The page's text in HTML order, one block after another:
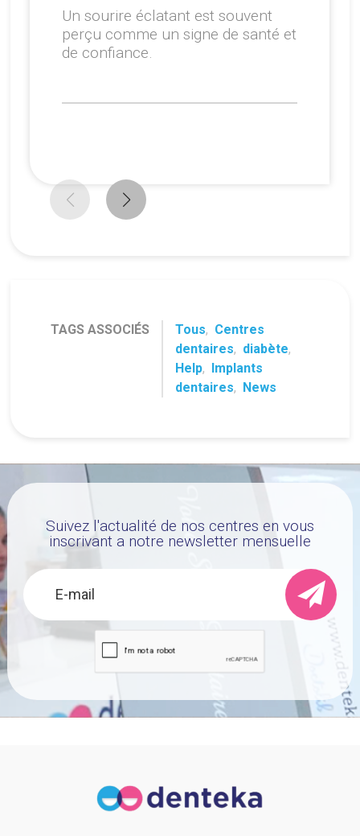
Un sourire éclatant est souvent
perçu comme un signe de santé et
de confiance.
TAGS ASSOCIÉS Tous, Centres
dentaires, diabète,
Help,
Implants
dentaires, News
Suivez l'actualité de nos centres en vous
inscrivant a notre newsletter mensuelle